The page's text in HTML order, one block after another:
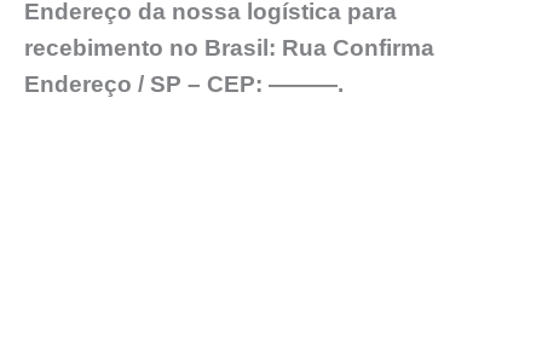
Endereço da nossa logística para
recebimento no Brasil: Rua Confirma
Endereço / SP – CEP: ———.